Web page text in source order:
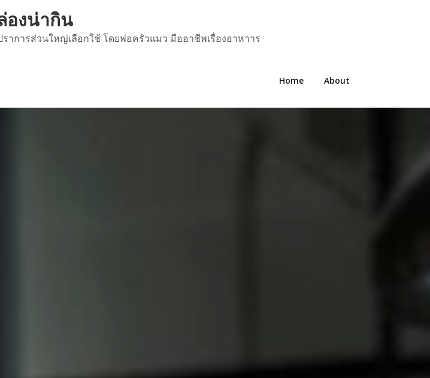
องน่ากิน
าการส่วนใหญ่เลือกใช้ โดยพ่อครัวแมว มืออาชีพเรื่องอาหาาร
Home About